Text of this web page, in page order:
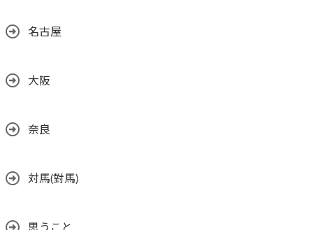
名古屋
大阪
奈良
対馬(對馬)